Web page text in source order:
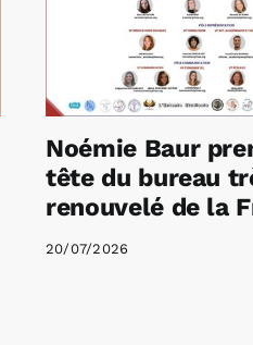
Noémie Baur
tête du bureau
renouvelé de la
20/07/2026